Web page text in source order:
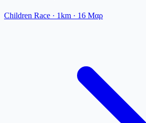
Children Race · 1km · 16 Μαρ